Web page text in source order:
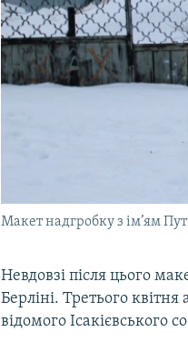
Макет надгробку з ім’ям
Невдовзі після цього
Берліні. Третього
відомого Ісакієвського